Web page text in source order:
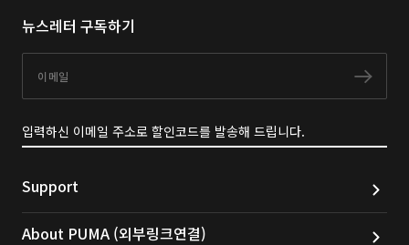
뉴스레터 구독하기
구독
입력하신 이메일 주소로 할인코드를 발송해 드립니다.
Support
About PUMA (외부링크연결)